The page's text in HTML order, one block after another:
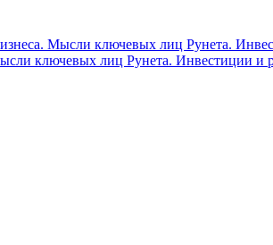
ключевых лиц Рунета. Инвестиции и